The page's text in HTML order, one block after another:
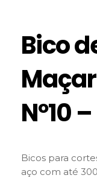
Bico
Nº10
Bicos para
aço com até